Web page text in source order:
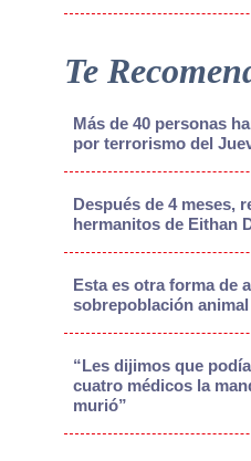
Te
Más de 40 personas
por terrorismo del
Después de 4 meses,
hermanitos de Eithan
Esta es otra forma de
sobrepoblación
“Les dijimos que
cuatro médicos la
murió”